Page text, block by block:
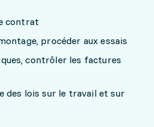
contrat
procéder aux essais
contrôler les factures
des lois sur le travail et sur